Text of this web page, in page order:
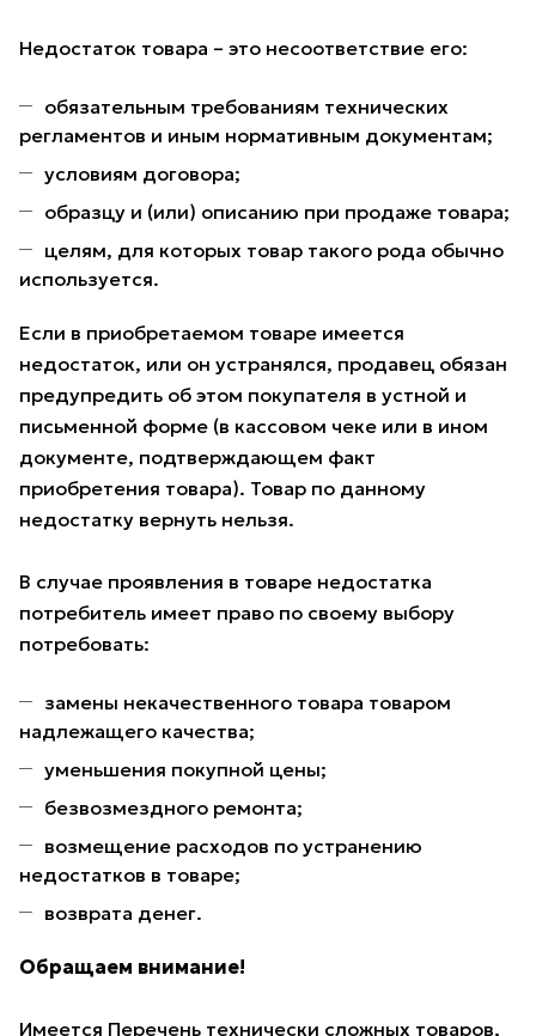
Недостаток товара – это несоответствие его:
обязательным требованиям технических
регламентов и иным нормативным документам;
условиям договора;
образцу и (или) описанию при продаже товара;
целям, для которых товар такого рода обычно
используется.
Если в приобретаемом товаре имеется
недостаток, или он устранялся, продавец обязан
предупредить об этом покупателя в устной и
письменной форме (в кассовом чеке или в ином
документе, подтверждающем факт
приобретения товара). Товар по данному
недостатку вернуть нельзя.
В случае проявления в товаре недостатка
потребитель имеет право по своему выбору
потребовать:
замены некачественного товара товаром
надлежащего качества;
уменьшения покупной цены;
безвозмездного ремонта;
возмещение расходов по устранению
недостатков в товаре;
возврата денег.
Обращаем внимание!
Имеется Перечень технически сложных товаров,